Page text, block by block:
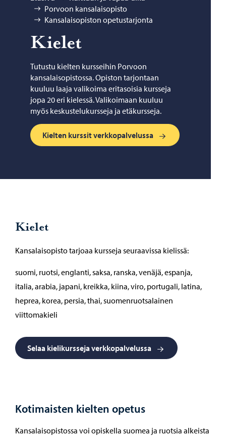
Porvoon kansalaisopisto
Kansalaisopiston opetustarjonta
Kie­let
Tutustu kielten kursseihin Porvoon
kansalaisopistossa. Opiston tarjontaan
kuuluu laaja valikoima eritasoisia kursseja
jopa 20 eri kielessä. Valikoimaan kuuluu
myös keskustelukursseja ja etäkursseja.
Kielten kurssit verkkopalvelussa
Kielet
Kansalaisopisto tarjoaa kursseja seuraavissa kielissä:
suomi, ruotsi, englanti, saksa, ranska, venäjä, espanja,
italia, arabia, japani, kreikka, kiina, viro, portugali, latina,
heprea, korea, persia, thai, suomenruotsalainen
viittomakieli
Selaa kielikursseja verkkopalvelussa
Kotimaisten kielten opetus
Kansalaisopistossa voi opiskella suomea ja ruotsia alkeista